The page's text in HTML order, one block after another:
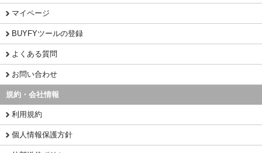
マイページ
BUYFYツールの登録
よくある質問
お問い合わせ
規約・会社情報
利用規約
個人情報保護方針